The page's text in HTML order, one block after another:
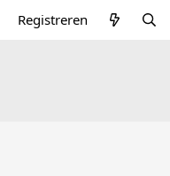
Registreren